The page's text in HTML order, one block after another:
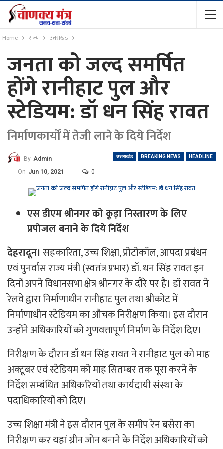
Home राज्य उत्तराखंड
जनता को जल्द समर्पित
होंगे रानीहाट पुल और
स्टेडियम: डॉ धन सिंह रावत
निर्माणकार्यों में तेजी लाने के दिये निर्देश
उत्तराखंड BREAKING NEWS HEADLINE
By Admin
On Jun 10, 2021 0
एस डीएम श्रीनगर को कूड़ा निस्तारण के लिए
प्रपोजल बनाने के दिये निर्देश
देहरादून। सहकारिता, उच्च शिक्षा, प्रोटोकॉल, आपदा प्रबंधन
एवं पुनर्वास राज्य मंत्री (स्वतंत्र प्रभार) डॉ. धन सिंह रावत इन
दिनों अपने विधानसभा क्षेत्र श्रीनगर के दौरे पर है। डॉ रावत ने
रेलवे द्वारा निर्माणाधीन रानीहाट पुल तथा श्रीकोट में
निर्माणाधीन स्टेडियम का औचक निरीक्षण किया। इस दौरान
उन्होंने अधिकारियों को गुणवत्तापूर्ण निर्माण के निर्देश दिए।
निरीक्षण के दौरान डॉ धन सिंह रावत ने रानीहाट पुल को माह
अक्टूबर एवं स्टेडियम को माह सितम्बर तक पूरा करने के
निर्देश सम्बंधित अधिकरियों तथा कार्यदायी संस्था के
पदाधिकारियों को दिए।
उच्च शिक्षा मंत्री ने इस दौरान पुल के समीप रेन बसेरा का
निरीक्षण कर यहां ग्रीन जोन बनाने के निर्देश अधिकारियों को